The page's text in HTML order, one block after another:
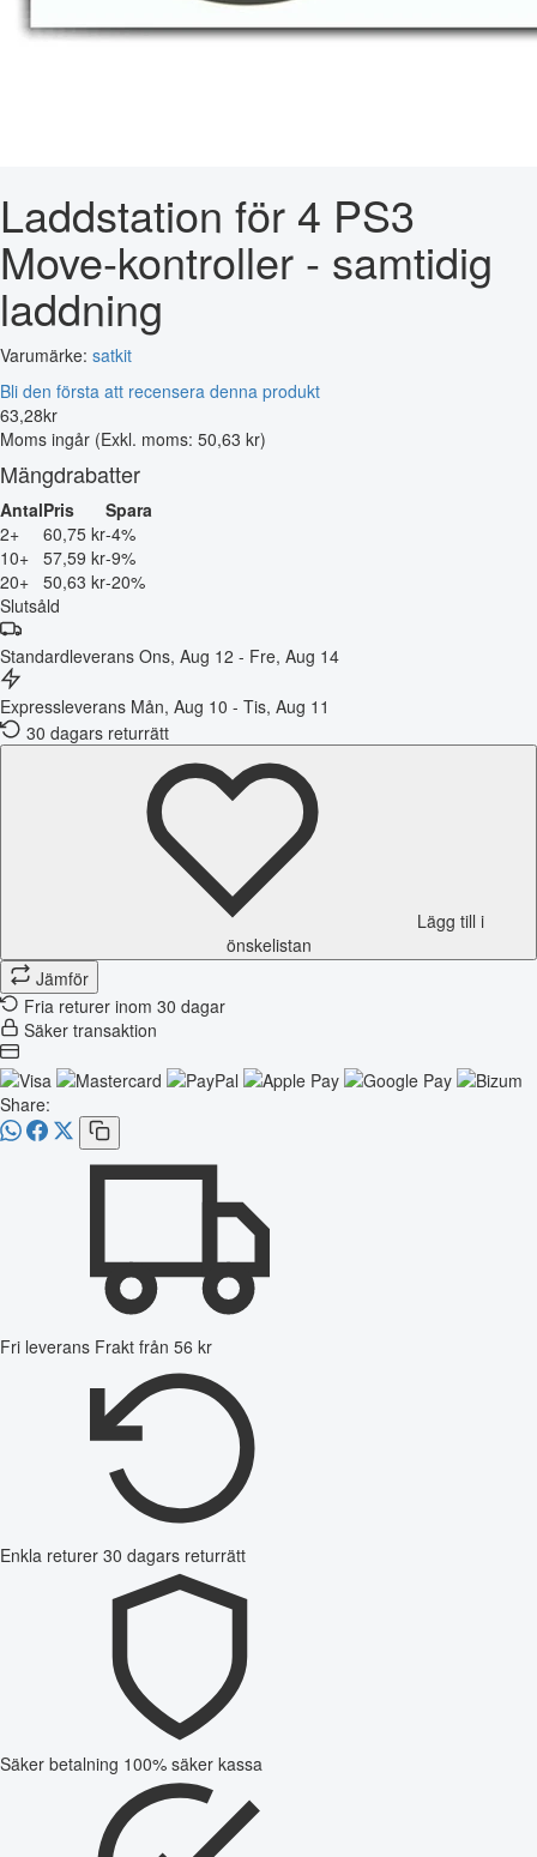
Laddstation för 4 PS3
Move-kontroller - samtidig
laddning
Varumärke: satkit
Bli den första att recensera denna produkt
63,28kr
Moms ingår (Exkl. moms: 50,63 kr)
Mängdrabatter
AntalPris
Spara
2+
60,75 kr-4%
10+ 57,59 kr-9%
20+ 50,63 kr-20%
Slutsåld
Standardleverans Ons, Aug 12 - Fre, Aug 14
Expressleverans Mån, Aug 10 - Tis, Aug 11
30 dagars returrätt
Lägg till i
önskelistan
Jämför
Fria returer inom 30 dagar
Säker transaktion
Share:
Fri leverans Frakt från 56 kr
Enkla returer 30 dagars returrätt
Säker betalning 100% säker kassa